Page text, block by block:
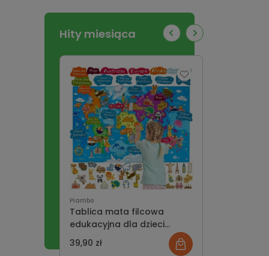
Hity miesiąca
Piambo
Tablica mata filcowa
edukacyjna dla dzieci
montessori - mapa świata
39,90 zł